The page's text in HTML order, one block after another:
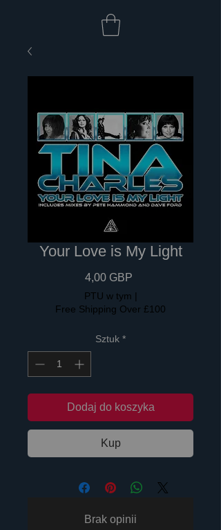
Your Love is My Light
4,00 GBP
PTU w tym |
Free Shipping Over £100
Sztuk *
Dodaj do koszyka
Kup
Brak opinii